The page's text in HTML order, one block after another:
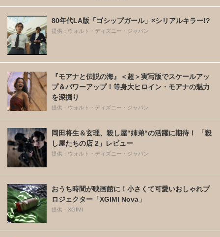
80年代LA版「ゴシップガール」×シリアルキラー!?
提供：ウォルト・ディズニー・ジャパン
『モアナと伝説の海』＜超＞実写版でスケールアッ
プ＆パワーアップ！等身大ヒロイン・モアナの魅力
を深掘り
提供：ウォルト・ディズニー・ジャパン
岡田将生＆玄理、殺し屋“姉弟“の活躍に期待！ 「殺
し屋たちの店 2」レビュー
提供：ウォルト・ディズニー・ジャパン
おうち時間が映画館に！小さくて可愛いおしゃれプ
ロジェクター「XGIMI Nova」
提供：XGIMI